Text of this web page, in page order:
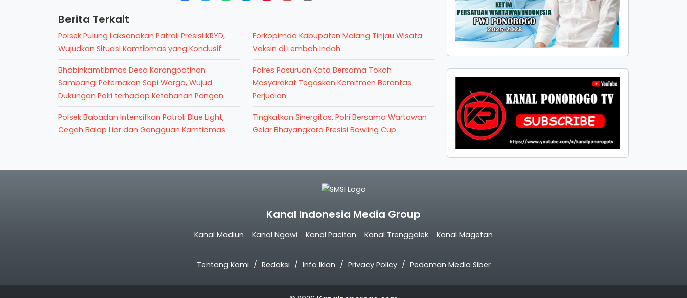
Berita Terkait
Polsek Pulung Laksanakan Patroli Presisi KRYD,
Wujudkan Situasi Kamtibmas yang Kondusif
Bhabinkamtibmas Desa Karangpatihan
Sambangi Peternakan Sapi Warga, Wujud
Dukungan Polri terhadap Ketahanan Pangan
Polsek Babadan Intensifkan Patroli Blue Light,
Cegah Balap Liar dan Gangguan Kamtibmas
Forkopimda Kabupaten Malang Tinjau Wisata
Vaksin di Lembah Indah
Polres Pasuruan Kota Bersama Tokoh
Masyarakat Tegaskan Komitmen Berantas
Perjudian
Tingkatkan Sinergitas, Polri Bersama Wartawan
Gelar Bhayangkara Presisi Bowling Cup
Kanal Indonesia Media Group
Kanal Madiun Kanal Ngawi Kanal Pacitan Kanal Trenggalek Kanal Magetan
Tentang Kami Redaksi Info Iklan Privacy Policy Pedoman Media Siber